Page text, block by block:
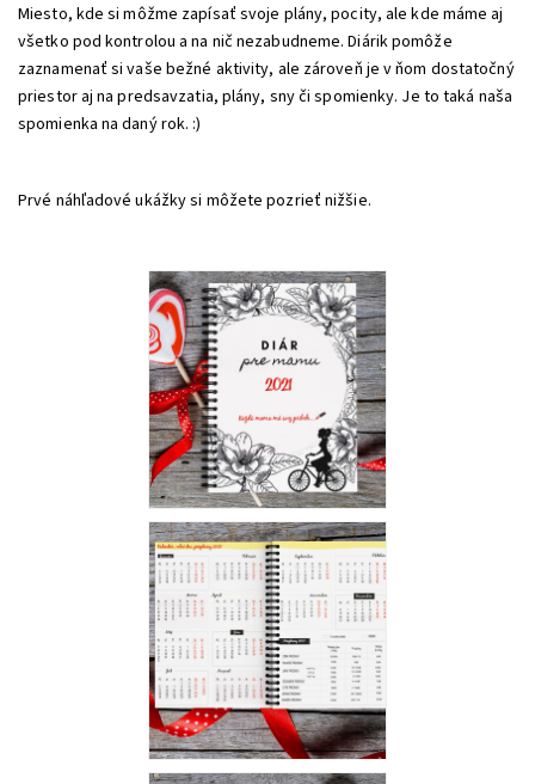
Miesto, kde si môžme zapísať svoje plány, pocity, ale kde máme aj
všetko pod kontrolou a na nič nezabudneme. Diárik pomôže
zaznamenať si vaše bežné aktivity, ale zároveň je v ňom dostatočný
priestor aj na predsavzatia, plány, sny či spomienky. Je to taká naša
spomienka na daný rok. :)
Prvé náhľadové ukážky si môžete pozrieť nižšie.